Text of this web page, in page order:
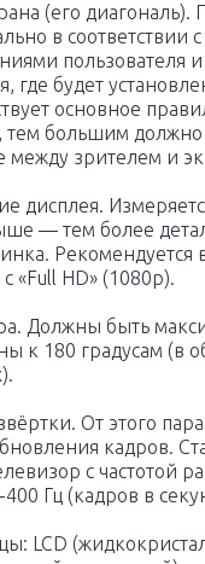
(его диагональ).
в соответствии
пользователя
где будет
основное
тем большим
между зрителем и
дисплея.
— тем более
Рекомендуется
«Full HD» (1080p).
Должны быть
к 180 градусам (в
От этого
кадров.
с частотой
Гц (кадров в
LCD